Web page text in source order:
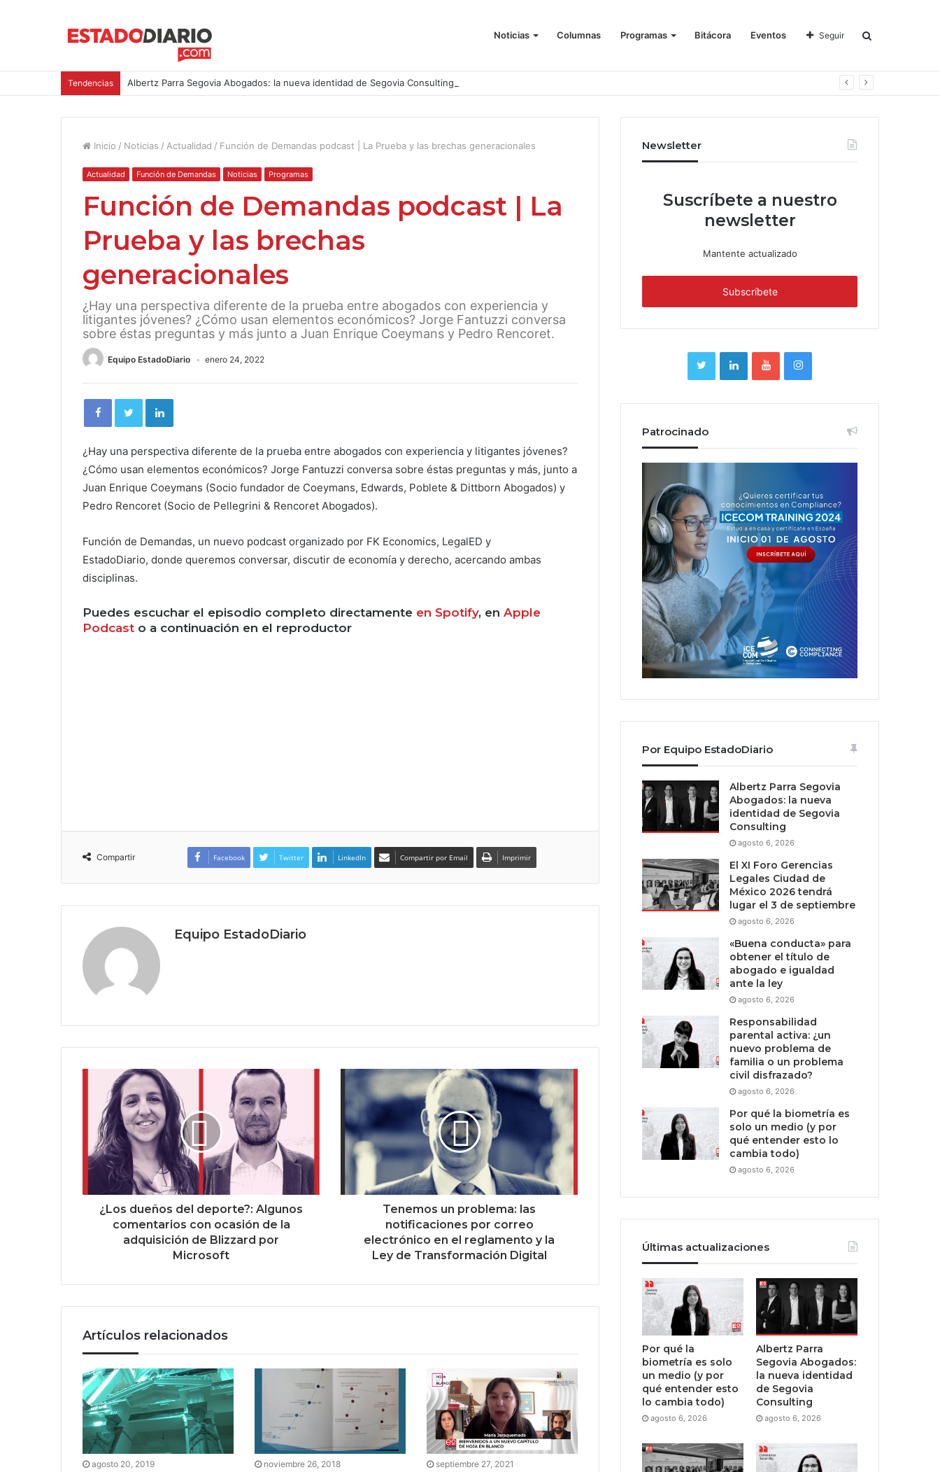
Noticias Columnas Programas Bitácora Eventos Seguir
Tendencias Albertz Parra Segovia Abogados: la nueva identidad de Segovia Consulting
Inicio / Noticias / Actualidad / Función de Demandas podcast | La Prueba y las brechas generacionales
Actualidad Función de Demandas Noticias Programas
Función de Demandas podcast | La
Prueba y las brechas
generacionales
¿Hay una perspectiva diferente de la prueba entre abogados con experiencia y
litigantes jóvenes? ¿Cómo usan elementos económicos? Jorge Fantuzzi conversa
sobre éstas preguntas y más junto a Juan Enrique Coeymans y Pedro Rencoret.
Equipo EstadoDiario enero 24, 2022
¿Hay una perspectiva diferente de la prueba entre abogados con experiencia y litigantes jóvenes?
¿Cómo usan elementos económicos? Jorge Fantuzzi conversa sobre éstas preguntas y más, junto a
Juan Enrique Coeymans (Socio fundador de Coeymans, Edwards, Poblete & Dittborn Abogados) y
Pedro Rencoret (Socio de Pellegrini & Rencoret Abogados).
Función de Demandas, un nuevo podcast organizado por FK Economics, LegalED y
EstadoDiario, donde queremos conversar, discutir de economía y derecho, acercando ambas
disciplinas.
Puedes escuchar el episodio completo directamente en Spotify, en Apple
Podcast o a continuación en el reproductor
Compartir Facebook Twitter LinkedIn Compartir por Email Imprimir
Equipo EstadoDiario
¿Los dueños del deporte?: Algunos
comentarios con ocasión de la
adquisición de Blizzard por
Microsoft
Tenemos un problema: las
notificaciones por correo
electrónico en el reglamento y la
Ley de Transformación Digital
Artículos relacionados
agosto 20, 2019 noviembre 26, 2018 septiembre 27, 2021
Newsletter
Suscríbete a nuestro
newsletter
Mantente actualizado
Patrocinado
Por Equipo EstadoDiario
Albertz Parra Segovia
Abogados: la nueva
identidad de Segovia
Consulting
agosto 6, 2026
El XI Foro Gerencias
Legales Ciudad de
México 2026 tendrá
lugar el 3 de septiembre
agosto 6, 2026
«Buena conducta» para
obtener el título de
abogado e igualdad
ante la ley
agosto 6, 2026
Responsabilidad
parental activa: ¿un
nuevo problema de
familia o un problema
civil disfrazado?
agosto 6, 2026
Por qué la biometría es
solo un medio (y por
qué entender esto lo
cambia todo)
agosto 6, 2026
Últimas actualizaciones
Por qué la
biometría es solo
un medio (y por
qué entender esto
lo cambia todo)
agosto 6, 2026
Albertz Parra
Segovia Abogados:
la nueva identidad
de Segovia
Consulting
agosto 6, 2026